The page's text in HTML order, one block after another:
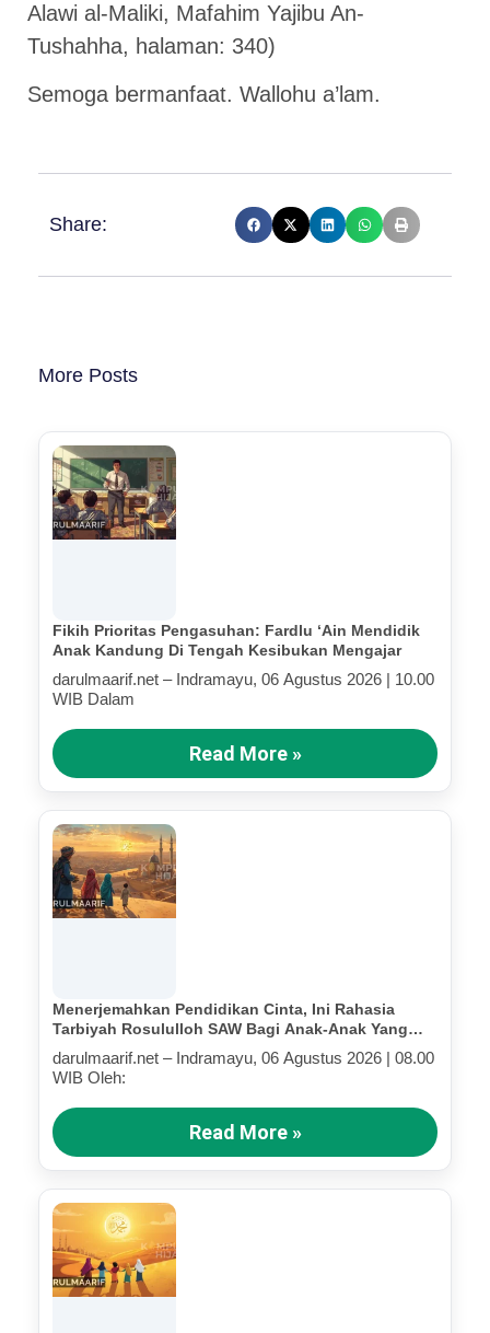
Alawi al-Maliki, Mafahim Yajibu An-
Tushahha, halaman: 340)
Semoga bermanfaat. Wallohu a’lam.
Share:
More Posts
Fikih Prioritas Pengasuhan: Fardlu ‘Ain Mendidik
Anak Kandung Di Tengah Kesibukan Mengajar
darulmaarif.net – Indramayu, 06 Agustus 2026 | 10.00
WIB Dalam
Read More »
Menerjemahkan Pendidikan Cinta, Ini Rahasia
Tarbiyah Rosululloh SAW Bagi Anak-Anak Yang
Terluka (Bagian IV)
darulmaarif.net – Indramayu, 06 Agustus 2026 | 08.00
WIB Oleh:
Read More »